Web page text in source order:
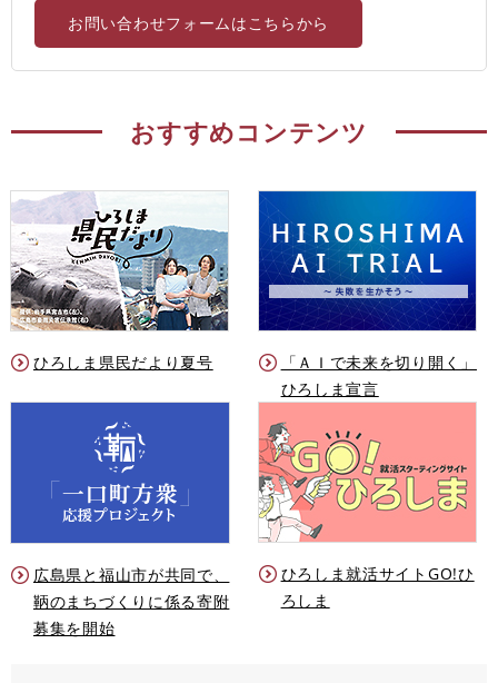
お問い合わせフォームはこちらから
おすすめコンテンツ
ひろしま県民だより夏号
「ＡＩで未来を切り開く」
ひろしま宣言
広島県と福山市が共同で、
鞆のまちづくりに係る寄附
募集を開始
ひろしま就活サイトGO!ひ
ろしま